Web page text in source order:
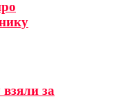
за